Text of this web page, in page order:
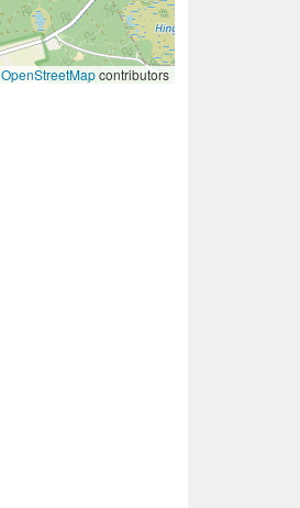
OpenStreetMapcontributors